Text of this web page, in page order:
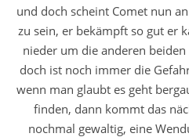
und doch scheint Comet nun
zu sein, er bekämpft so gut er
nieder um die anderen
doch ist noch immer die
wenn man glaubt es geht
finden, dann kommt das
nochmal gewaltig, eine